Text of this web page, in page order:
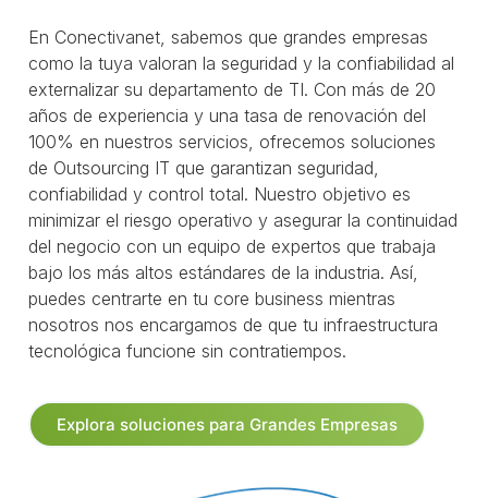
En Conectivanet, sabemos que grandes empresas
como la tuya valoran la seguridad y la confiabilidad al
externalizar su departamento de TI. Con más de 20
años de experiencia y una tasa de renovación del
100% en nuestros servicios, ofrecemos soluciones
de Outsourcing IT que garantizan seguridad,
confiabilidad y control total. Nuestro objetivo es
minimizar el riesgo operativo y asegurar la continuidad
del negocio con un equipo de expertos que trabaja
bajo los más altos estándares de la industria. Así,
puedes centrarte en tu core business mientras
nosotros nos encargamos de que tu infraestructura
tecnológica funcione sin contratiempos.
Explora soluciones para Grandes Empresas